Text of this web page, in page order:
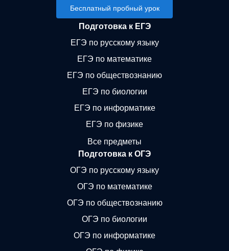
Бесплатный пробный урок
Подготовка к ЕГЭ
ЕГЭ по русскому языку
ЕГЭ по математике
ЕГЭ по обществознанию
ЕГЭ по биологии
ЕГЭ по информатике
ЕГЭ по физике
Все предметы
Подготовка к ОГЭ
ОГЭ по русскому языку
ОГЭ по математике
ОГЭ по обществознанию
ОГЭ по биологии
ОГЭ по информатике